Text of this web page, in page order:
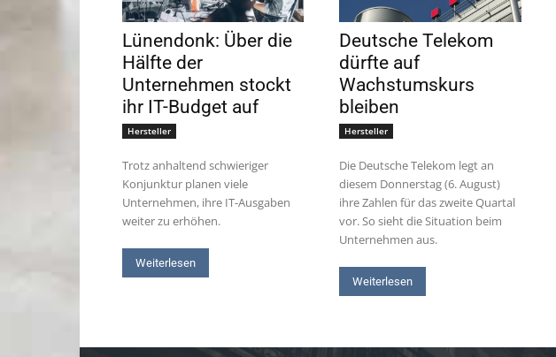
Lünendonk: Über die
Hälfte der
Unternehmen stockt
ihr IT-Budget auf
Hersteller
Trotz anhaltend schwieriger
Konjunktur planen viele
Unternehmen, ihre IT-Ausgaben
weiter zu erhöhen.
Weiterlesen
Deutsche Telekom
dürfte auf
Wachstumskurs
bleiben
Hersteller
Die Deutsche Telekom legt an
diesem Donnerstag (6. August)
ihre Zahlen für das zweite Quartal
vor. So sieht die Situation beim
Unternehmen aus.
Weiterlesen